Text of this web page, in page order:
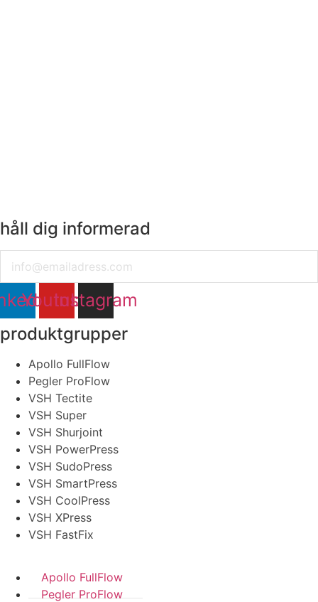
Johan Mårtensson
Nordisk försäljningschef VSH Shurjoint
0703-89 59 09
skicka meddelande
håll dig informerad
Youtube
Instagram
produktgrupper
Apollo FullFlow
Pegler ProFlow
VSH Tectite
VSH Super
VSH Shurjoint
VSH PowerPress
VSH SudoPress
VSH SmartPress
VSH CoolPress
VSH XPress
VSH FastFix
Apollo FullFlow
Pegler ProFlow